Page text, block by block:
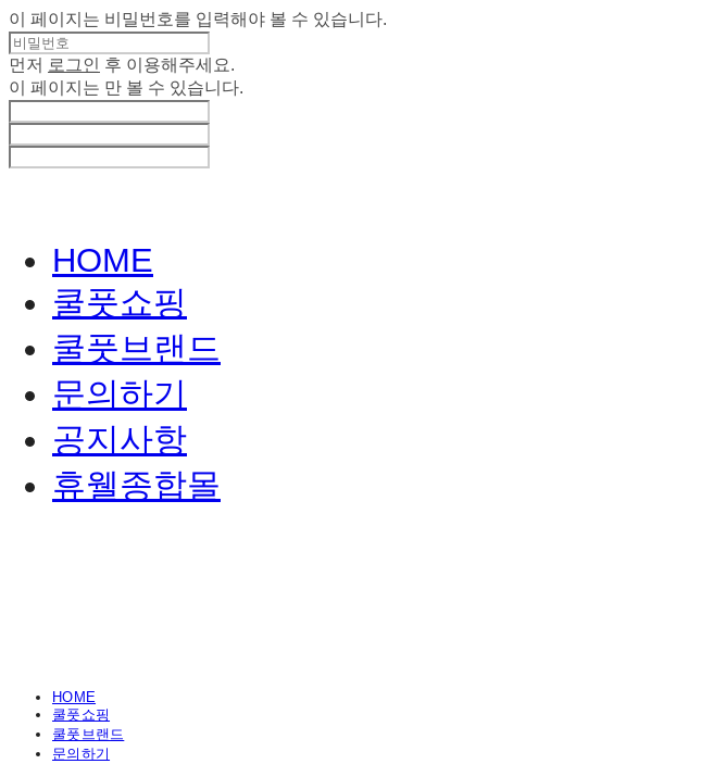
이 페이지는 비밀번호를 입력해야 볼 수 있습니다.
먼저 로그인
후 이용해주세요.
이 페이지는 만 볼 수 있습니다.
HOME
쿨풋쇼핑
쿨풋브랜드
문의하기
공지사항
휴웰종합몰
HOME
쿨풋쇼핑
쿨풋브랜드
문의하기